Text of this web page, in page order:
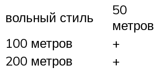
вольный стиль
50
метров
100 метров
+
200 метров
+